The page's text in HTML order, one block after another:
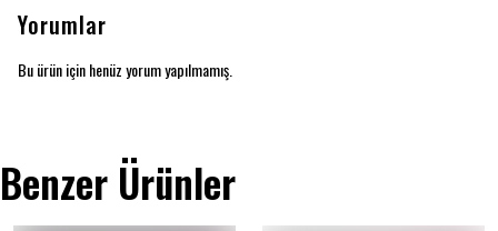
Yorumlar
Bu ürün için henüz yorum yapılmamış.
Benzer Ürünler